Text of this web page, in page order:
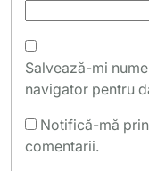
Salvează-mi
navigator pentru
Notifică-mă
comentarii.